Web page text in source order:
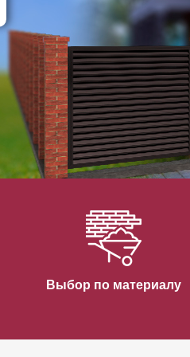
Горизонтальные заборы
Высокие заборы
Красивые, дизайнерские заборы
ВЫБОР ПО СПОСОБУ МОНТАЖА
Заборы под ключ
Готовые заборы
Быстровозводимые заборы
Выбор по материалу